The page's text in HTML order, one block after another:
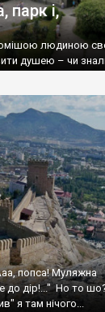
парк і,
людиною
душею – чи
попса! Муляжна
до дір!..." Но то
я там нічого...